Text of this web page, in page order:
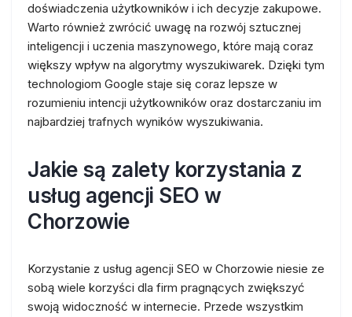
doświadczenia użytkowników i ich decyzje zakupowe.
Warto również zwrócić uwagę na rozwój sztucznej
inteligencji i uczenia maszynowego, które mają coraz
większy wpływ na algorytmy wyszukiwarek. Dzięki tym
technologiom Google staje się coraz lepsze w
rozumieniu intencji użytkowników oraz dostarczaniu im
najbardziej trafnych wyników wyszukiwania.
Jakie są zalety korzystania z
usług agencji SEO w
Chorzowie
Korzystanie z usług agencji SEO w Chorzowie niesie ze
sobą wiele korzyści dla firm pragnących zwiększyć
swoją widoczność w internecie. Przede wszystkim